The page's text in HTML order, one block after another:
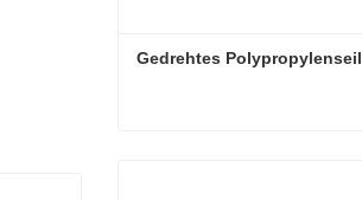
Gedrehtes Polypropylenseil